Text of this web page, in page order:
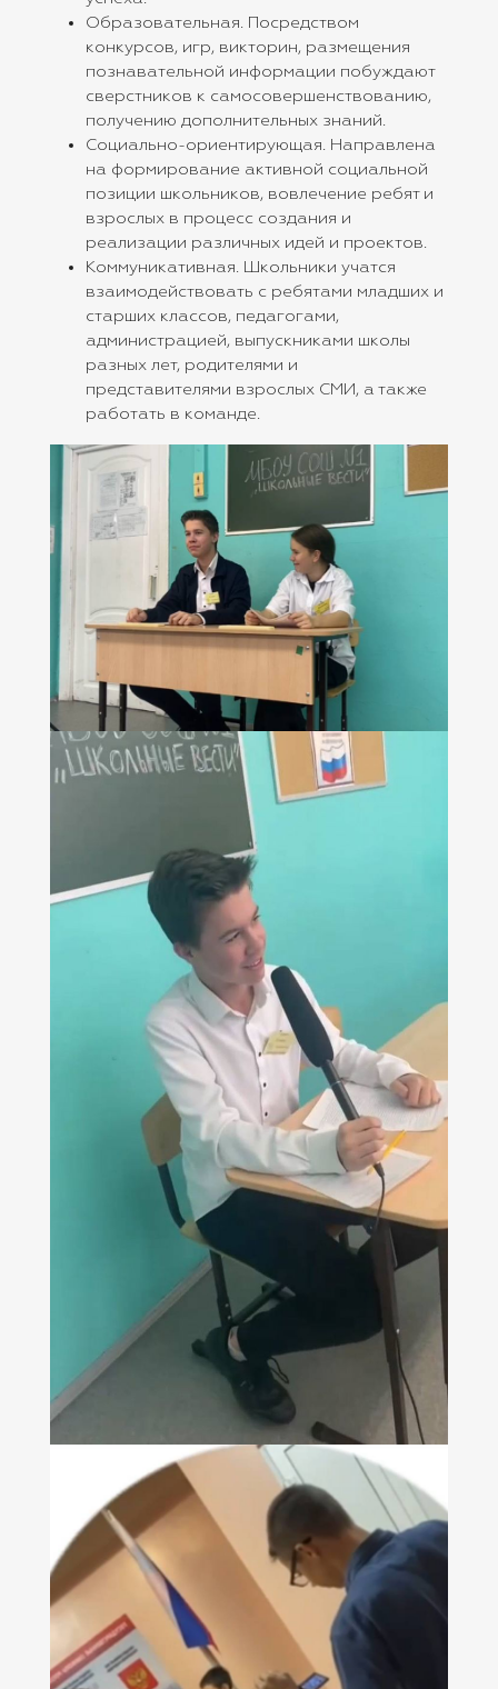
Образовательная. Посредством
конкурсов, игр, викторин, размещения
познавательной информации побуждают
сверстников к самосовершенствованию,
получению дополнительных знаний.
Социально-ориентирующая. Направлена
на формирование активной социальной
позиции школьников, вовлечение ребят и
взрослых в процесс создания и
реализации различных идей и проектов.
Коммуникативная. Школьники учатся
взаимодействовать с ребятами младших и
старших классов, педагогами,
администрацией, выпускниками школы
разных лет, родителями и
представителями взрослых СМИ, а также
работать в команде.